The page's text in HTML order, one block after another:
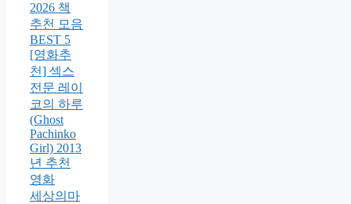
2026 책
추천 모음
BEST 5
[영화추
천] 섹스
전문 레이
코의 하루
(Ghost
Pachinko
Girl) 2013
년 추천
영화
세상의마